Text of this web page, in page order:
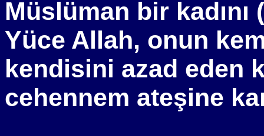
Müslüman bir
Yüce Allah, onun
kendisini azad eden
cehennem ateşine